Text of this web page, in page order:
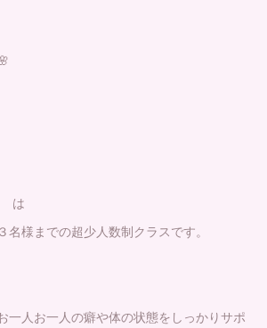
は
名様までの超少人数制クラスです。
一人お一人の癖や体の状態をしっかりサポ